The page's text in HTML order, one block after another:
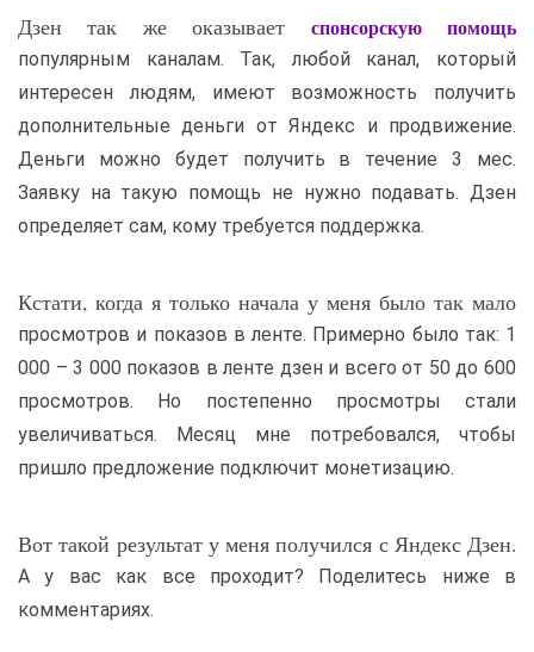
Дзен так же оказывает спонсорскую помощь
популярным каналам. Так, любой канал, который
интересен людям, имеют возможность получить
дополнительные деньги от Яндекс и продвижение.
Деньги можно будет получить в течение 3 мес.
Заявку на такую помощь не нужно подавать. Дзен
определяет сам, кому требуется поддержка.
Кстати, когда я только начала у меня было так мало
просмотров и показов в ленте. Примерно было так: 1
000 – 3 000 показов в ленте дзен и всего от 50 до 600
просмотров. Но постепенно просмотры стали
увеличиваться. Месяц мне потребовался, чтобы
пришло предложение подключит монетизацию.
Вот такой результат у меня получился с Яндекс Дзен.
А у вас как все проходит? Поделитесь ниже в
комментариях.